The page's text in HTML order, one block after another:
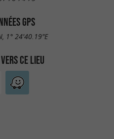
GPS
1° 24'40.19"E
CE LIEU